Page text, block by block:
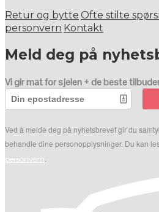
Retur og bytte Ofte stilte
personvern Kontakt
Meld deg på
Vi gir mat for sjelen + de beste
Ved å melde deg på nyhetsbrevet gir du
behandle dine personopplysninger. Du kan
personvern